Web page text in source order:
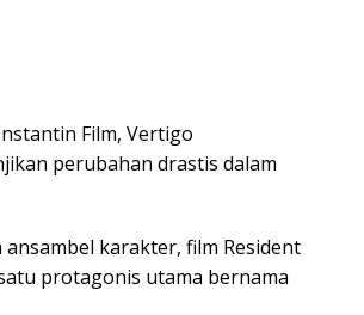
Film, Vertigo
perubahan drastis dalam
karakter, film Resident
protagonis utama bernama